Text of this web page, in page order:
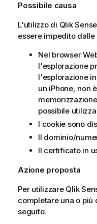
Possibile causa
L'utilizzo di Qlik Sense
essere impedito
Nel browser
l'esplorazione
l'esplorazione
un iPhone, non
possibile
I cookie sono
Il dominio/
Il certificato in
Azione proposta
Per utilizzare Qlik
completare una o più
seguito.